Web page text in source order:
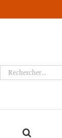
Rechercher: